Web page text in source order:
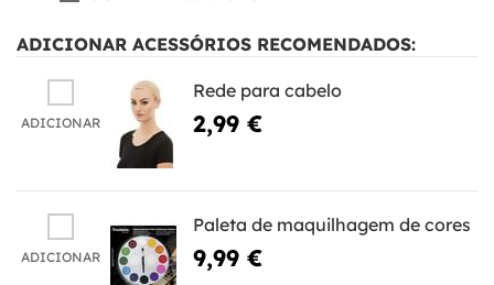
ADICIONAR ACESSÓRIOS RECOMENDADOS:
ADICIONAR
Rede para cabelo
2,99 €
ADICIONAR
Paleta de maquilhagem de cores
9,99 €